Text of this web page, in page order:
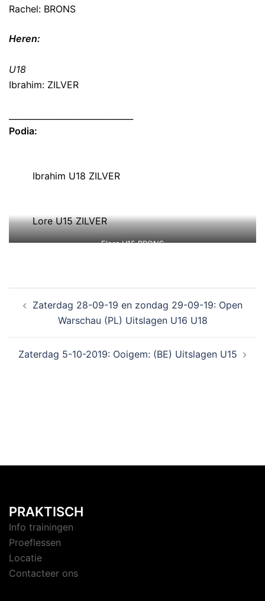
Rachel: BRONS
Heren:
U18
Ibrahim: ZILVER
Podia:
Ibrahim U18 ZILVER
Lore U15 ZILVER
Flore U15 BRONS
Zaterdag 28-09-19 en zondag 29-09-19: Open
Warschau (PL) Uitslagen U16 U18
Zaterdag 5-10-2019: Ooigem: (BE) Uitslagen U15
PRAKTISCH
Info trainingen
Proeflessen
Locatie
Contacteer ons